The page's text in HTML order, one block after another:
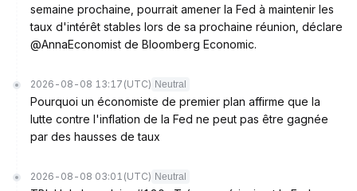
semaine prochaine, pourrait amener la Fed à maintenir les
taux d'intérêt stables lors de sa prochaine réunion, déclare
@AnnaEconomist de Bloomberg Economic.
2026-08-08 13:17 (UTC) Neutral
Pourquoi un économiste de premier plan affirme que la
lutte contre l'inflation de la Fed ne peut pas être gagnée
par des hausses de taux
2026-08-08 03:01 (UTC) Neutral